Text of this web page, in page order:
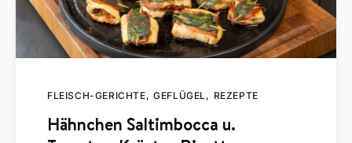
FLEISCH-GERICHTE GEFLÜGEL REZEPTE
Hähnchen Saltimbocca u.